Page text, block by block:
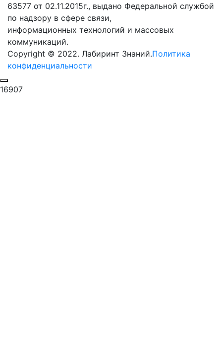
63577 от 02.11.2015г., выдано Федеральной службой
по надзору в сфере связи,
информационных технологий и массовых
коммуникаций.
Copyright © 2022. Лабиринт Знаний.Политика
конфиденциальности
16907